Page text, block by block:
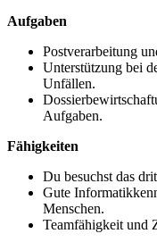
Aufgaben
Postverarbeitung
Unterstützung bei
Unfällen.
Aufgaben.
Fähigkeiten
Du besuchst das
Gute
Menschen.
Teamfähigkeit und